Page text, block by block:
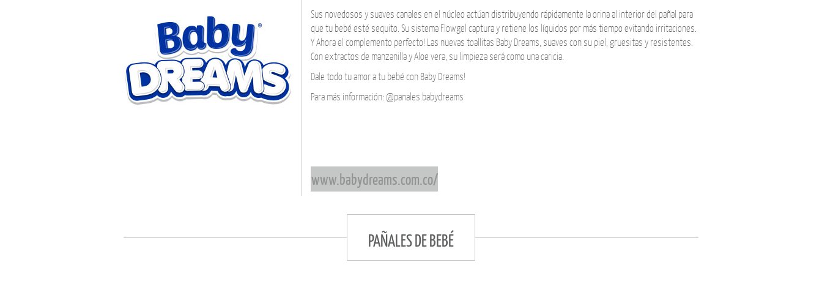
Sus novedosos y suaves canales en el núcleo actúan distribuyendo rápidamente la orina al interior del pañal para
que tu bebé esté sequito. Su sistema Flowgel captura y retiene los líquidos por más tiempo evitando irritaciones.
Y Ahora el complemento perfecto! Las nuevas toallitas Baby Dreams, suaves con su piel, gruesitas y resistentes.
Con extractos de manzanilla y Aloe vera, su limpieza será como una caricia.
Dale todo tu amor a tu bebé con Baby Dreams!
Para más información: @panales.babydreams
www.babydreams.com.co/
PAÑALES DE BEBÉ